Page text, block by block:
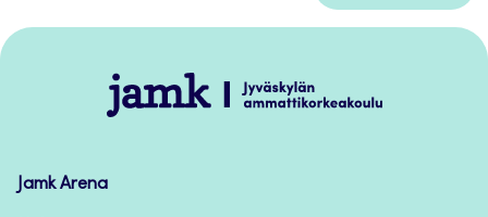
takaisin
Jamk
–
Jamk Arena